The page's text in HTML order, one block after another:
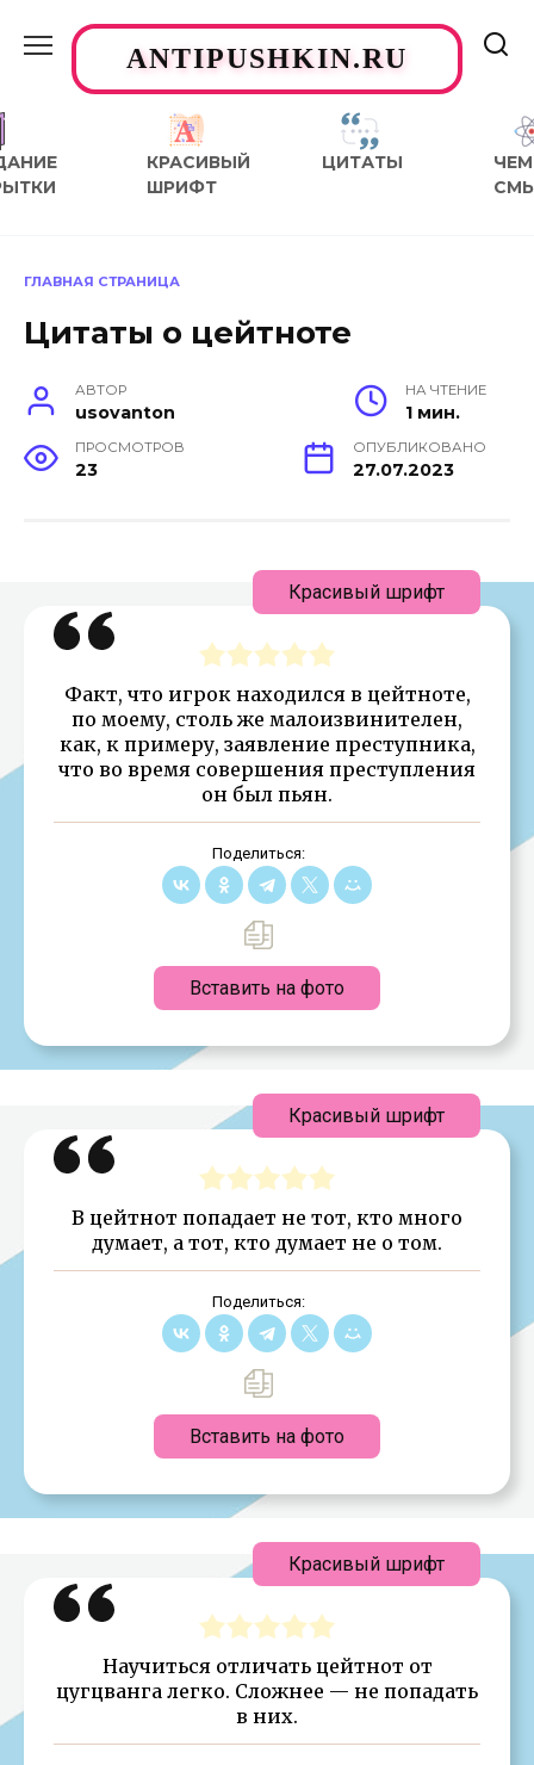
содержаниюANTIPUSHKIN.RU
КРАСИВЫЙ
ШРИФТ
ЦИТАТЫ
ЧЕМ
ГЛАВНАЯ СТРАНИЦА
Цитаты о цейтноте
АВТОР
usovanton
НА ЧТЕНИЕ
1 мин.
ПРОСМОТРОВ
23
ОПУБЛИКОВАНО
27.07.2023
Факт, что игрок находился в цейтноте,
по моему, столь же малоизвинителен,
как, к примеру, заявление преступника,
что во время совершения преступления
он был пьян.
Поделиться:
Вставить на фото
Красивый шрифт
В цейтнот попадает не тот, кто много
думает, а тот, кто думает не о том.
Поделиться:
Вставить на фото
Красивый шрифт
Научиться отличать цейтнот от
цугцванга легко. Сложнее — не попадать
в них.
Красивый шрифт